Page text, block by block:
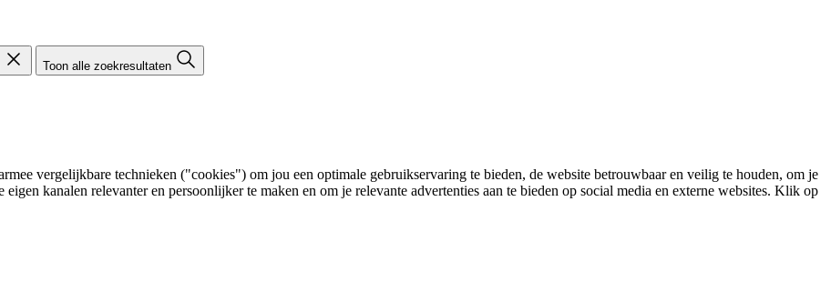
Toon alle zoekresultaten
vergelijkbare technieken ("cookies") om jou een optimale gebruikservaring te bieden, de website betrouwbaar en veilig te houden, om je
kanalen relevanter en persoonlijker te maken en om je relevante advertenties aan te bieden op social media en externe websites. Klik op